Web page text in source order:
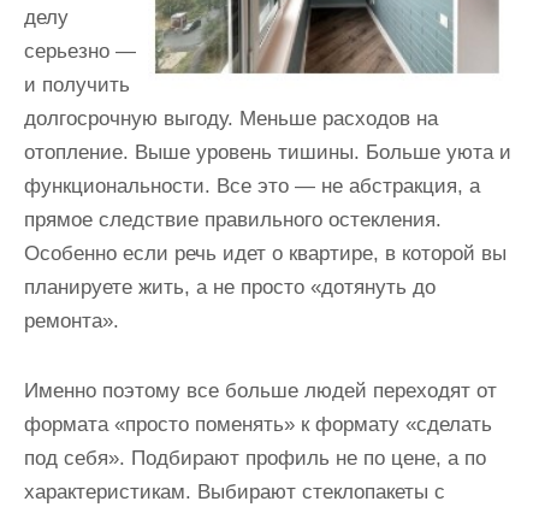
делу
серьезно —
и получить
долгосрочную выгоду. Меньше расходов на
отопление. Выше уровень тишины. Больше уюта и
функциональности. Все это — не абстракция, а
прямое следствие правильного остекления.
Особенно если речь идет о квартире, в которой вы
планируете жить, а не просто «дотянуть до
ремонта».
Именно поэтому все больше людей переходят от
формата «просто поменять» к формату «сделать
под себя». Подбирают профиль не по цене, а по
характеристикам. Выбирают стеклопакеты с